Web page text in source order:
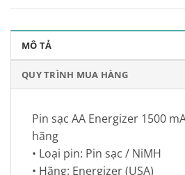
MÔ TẢ
QUY TRÌNH MUA HÀNG
Pin sạc AA Energizer 1500
hãng
• Loại pin: Pin sạc / NiMH
• Hãng: Energizer (USA)